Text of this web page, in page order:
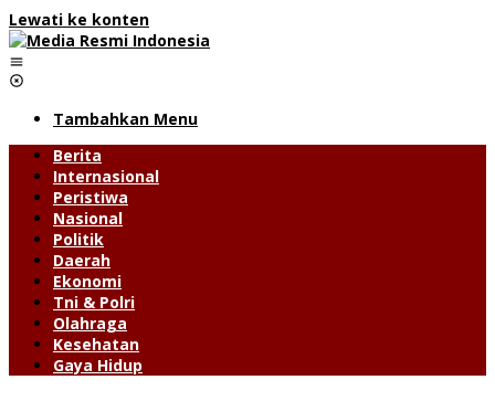
Lewati ke konten
Tambahkan Menu
Berita
Internasional
Peristiwa
Nasional
Politik
Daerah
Ekonomi
Tni & Polri
Olahraga
Kesehatan
Gaya Hidup